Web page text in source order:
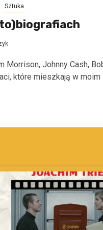
Sztuka
Morrison, Johnny Cash,
które mieszkają w moim